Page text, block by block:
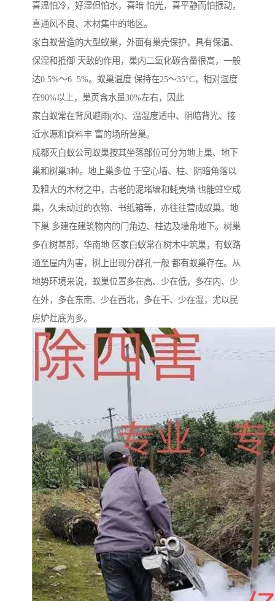
喜温怕冷，好湿但怕水，喜暗 怕光，喜平静而怕振动，
喜通风不良、木材集中的地区。
家白蚁营造的大型蚁巢，外面有巢壳保护，具有保温、
保湿和抵御 天敌的作用，巢内二氧化碳含量很高，一般
达0.5%～6. 5%。蚁巢温度 保持在25～35°C，相对湿度
在90%以上，巢页含水量30%左右，因此
家白蚁常在背风避雨(水)、温湿度适中、阴暗背光、接
近水源和食料丰 富的场所营巢。
成都灭白蚁公司蚁巢按其坐落部位可分为地上巢、地下
巢和树巢3种。地上巢多位 于空心墙、柱、阴暗角落以
及粗大的木材之中，古老的泥堵墙和蚝壳墙 也能蛀空成
巢，久未动过的衣物、书纸箱等，亦往往营成蚁巢。地
下巢 多建在建筑物内的门角边、柱边及墙角地下。树巢
多在树基部，华南地 区家白蚁常在树木中筑巢，有蚁路
通至屋内为害，树上出现分群孔一般 都有蚁巢存在。从
地势环境来说，蚁巢位置多在高、少在低，多在内、少
在外，多在东南、少在西北，多在干、少在湿，尤以民
房炉灶底为多。